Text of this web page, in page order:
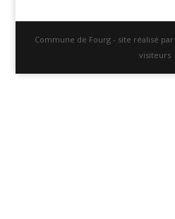
Commune de Fourg - site réalisé par
visiteurs